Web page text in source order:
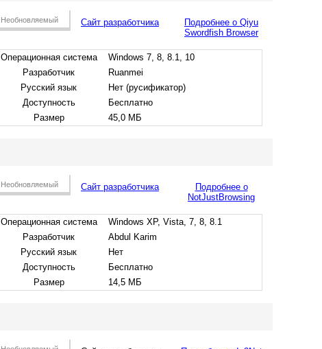
Операционная система
Windows XP, Vista, 7, 8, 8.1
Разработчик
Abdul Karim
Русский язык
Нет
Доступность
Бесплатно
Размер
14,5 МБ
Необновляемый Сайт разработчика
Подробнее о
NotJustBrowsing
Операционная система
Windows 7, 8, 8.1, 10
Разработчик
Ruanmei
Русский язык
Нет (русификатор)
Доступность
Бесплатно
Размер
45,0 МБ
Необновляемый Сайт разработчика
Подробнее о Qiyu
Swordfish Browser